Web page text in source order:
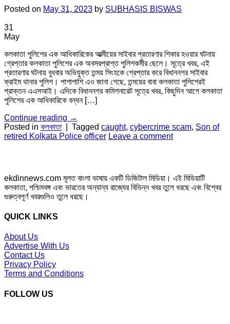
Posted on May 31, 2023 by SUBHASIS BISWAS
31
May
কলকাতা পুলিশের এক আধিকারিকের আত্মীয়ের সাইবার প্রতারণার শিকার হওয়ার ঘটনায়
গ্রেপ্তার কলকাতা পুলিশের এক অবসরপ্রাপ্ত পুলিশকর্মীর ছেলে। সূত্রে খবর, এই
প্রতারণার ঘটনায় বুধবার অভিযুক্ত তন্ময় সিংহকে গ্রেপ্তার করে বিধাননগর সাইবার
ক্রাইম থানার পুলিশ। পাশাপাশি এও জানা গেছে, তন্ময়ের বাবা কলকাতা পুলিশেরই
প্রাক্তন এএসআই। এদিকে বিধাননগর কমিশনারেট সূত্রে খবর, কিছুদিন আগে কলকাতা
পুলিশের এক আধিকারিকে বন্ধন […]
Continue reading →
Posted in কলকাতা Tagged caught, cybercrime scam, Son of
retired Kolkata Police officer Leave a comment
ekdinnews.com মূলত বাংলা ভাষায় একটি ডিজিটাল মিডিয়া। এই মিডিয়াটি
কলকাতা, পশ্চিমবঙ্গ এবং ভারতের অন্যান্য রাজ্যের বিভিন্ন খবর তুলে ধরছে এবং বিশ্বের
গুরুত্বপূর্ণ খবরগুলিও তুলে ধরছে।
QUICK LINKS
About Us
Advertise With Us
Contact Us
Privacy Policy
Terms and Conditions
FOLLOW US